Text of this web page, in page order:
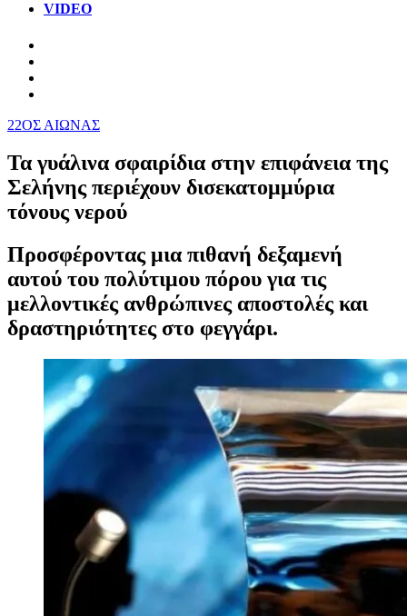
VIDEO
22ΟΣ ΑΙΩΝΑΣ
Τα γυάλινα σφαιρίδια στην επιφάνεια της
Σελήνης περιέχουν δισεκατομμύρια
τόνους νερού
Προσφέροντας μια πιθανή δεξαμενή
αυτού του πολύτιμου πόρου για τις
μελλοντικές ανθρώπινες αποστολές και
δραστηριότητες στο φεγγάρι.